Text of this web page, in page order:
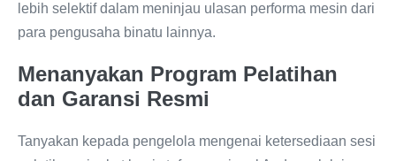
lebih selektif dalam meninjau ulasan performa mesin dari
para pengusaha binatu lainnya.
Menanyakan Program Pelatihan
dan Garansi Resmi
Tanyakan kepada pengelola mengenai ketersediaan sesi